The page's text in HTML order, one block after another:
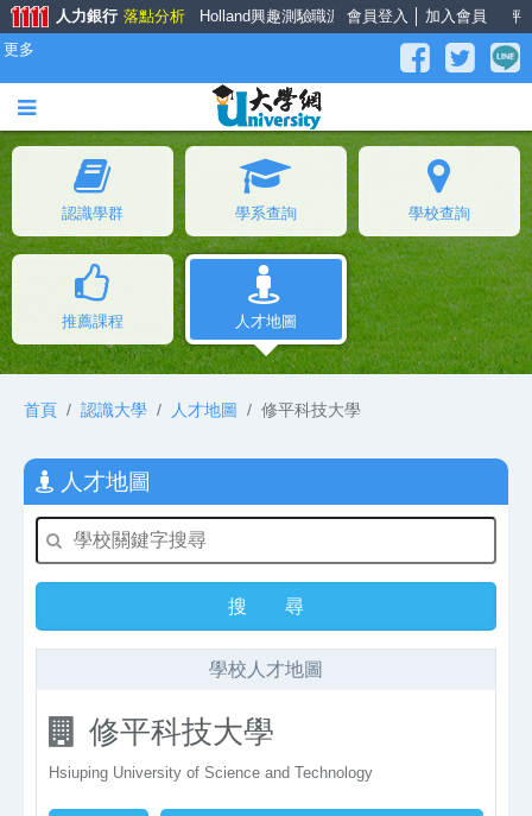
會員登入 加入會員
人力銀行 落點分析 Holland興趣測驗職涯大師 面試經驗談薪資公秤
更多
認識學群 學系查詢 學校查詢
推薦課程 人才地圖
首頁 認識大學 人才地圖 修平科技大學
人才地圖
學校人才地圖
修平科技大學
Hsiuping University of Science and Technology